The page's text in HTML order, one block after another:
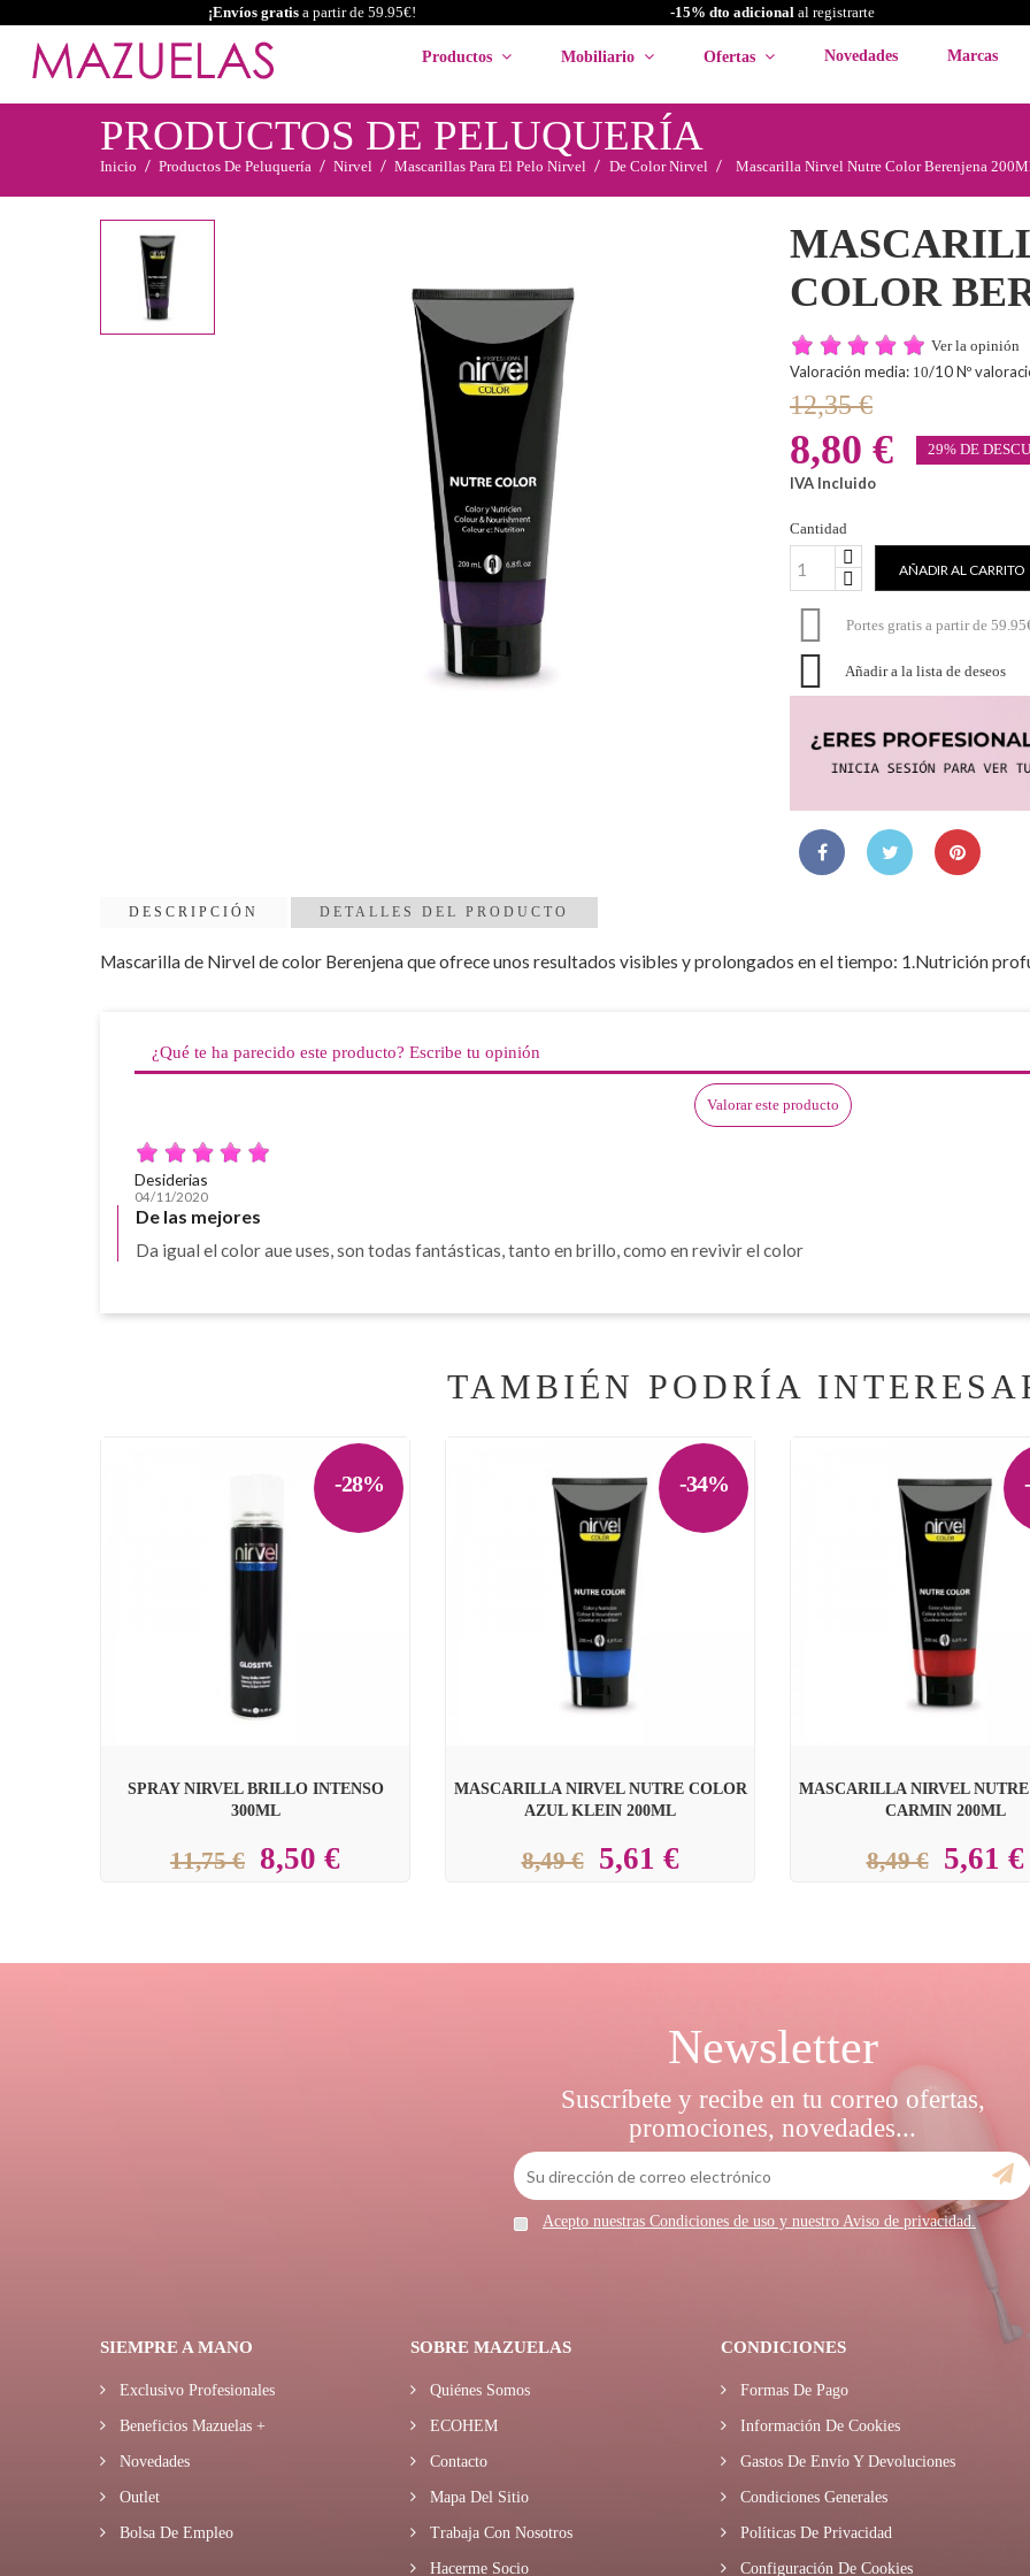
¡Envíos gratisa partir de 59.95€! -15% dto adicionalal registrarte
Productos Mobiliario Ofertas Novedades Marcas
PRODUCTOS DE PELUQUERÍA
Inicio Productos De Peluquería Nirvel Mascarillas Para El Pelo Nirvel De Color Nirvel Mascarilla Nirvel Nutre Color Berenjena
COLOR
Ver la opinión
Valoración media: 10/10 Nº
12,35 €
8,80 € 29% DE
IVA Incluido
Cantidad
AÑADIR AL CARRITO
 Portes gratis a partir de
 Añadir a la lista de deseos
DESCRIPCIÓN DETALLES DEL PRODUCTO
Mascarilla de Nirvel de color Berenjena que ofrece unos resultados visibles y prolongados en el tiempo: 1.Nutrición
¿Qué te ha parecido este producto? Escribe tu opinión
Valorar este producto
Desiderias
04/11/2020
De las mejores
Da igual el color aue uses, son todas fantásticas, tanto en brillo, como en revivir el color
TAMBIÉN PODRÍA
-28%
SPRAY NIRVEL BRILLO INTENSO
300ML
11,75 € 8,50 €
-34%
MASCARILLA NIRVEL NUTRE COLOR
AZUL KLEIN 200ML
8,49 € 5,61 €
MASCARILLA NIRVEL
CARMIN 200ML
8,49 € 5,61 €
Newsletter
Suscríbete y recibe en tu correo ofertas,
promociones, novedades...
Acepto nuestras Condiciones de uso y nuestro Aviso de privacidad.
SIEMPRE A MANO
Exclusivo Profesionales
Beneficios Mazuelas +
Novedades
Outlet
Bolsa De Empleo
SOBRE MAZUELAS
Quiénes Somos
ECOHEM
Contacto
Mapa Del Sitio
Trabaja Con Nosotros
Hacerme Socio
CONDICIONES
Formas De Pago
Información De Cookies
Gastos De Envío Y Devoluciones
Condiciones Generales
Políticas De Privacidad
Configuración De Cookies